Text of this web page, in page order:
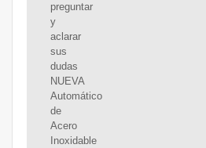
preguntar
y
aclarar
sus
dudas
NUEVA
Automático
de
Acero
Inoxidable